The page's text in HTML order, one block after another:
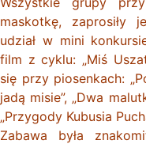
maskotkę, zaprosiły
udział w mini
film z cyklu: „Miś
się przy piosenkach:
jadą misie”, „Dwa
„Przygody Kubusia
Zabawa była